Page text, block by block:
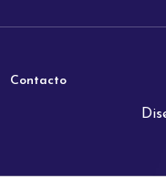
Contacto